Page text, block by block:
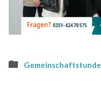
Gemeinschaftstunde